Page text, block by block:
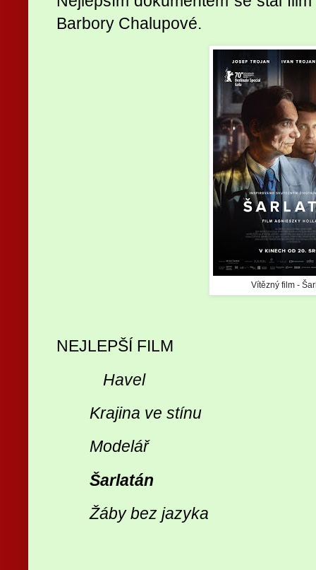
Barbory Chalupové.
Vítězný film -
NEJLEPŠÍ FILM
Havel
Krajina ve stínu
Modelář
Šarlatán
Žáby bez jazyka